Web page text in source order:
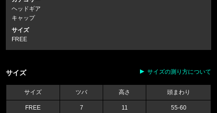
ヘッドギア
キャップ
サイズ
FREE
サイズ サイズの測り方について
サイズ ツバ 高さ 頭まわり
FREE 7 11 55-60